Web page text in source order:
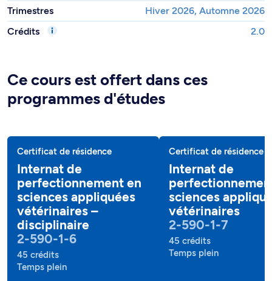
Trimestres
Hiver 2026, Automne 2026
Crédits
2.0
Ce cours est offert dans ces
programmes d'études
Certificat de résidence
Internat de
perfectionnement en
sciences appliquées
vétérinaires –
disciplinaire
2-590-1-6
45 crédits
Temps plein
Certificat de résidence
Internat de
sciences
vétérinaires
2-590-1-7
45 crédits
Temps plein